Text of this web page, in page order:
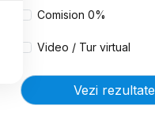
Comision 0%
Video / Tur virtual
Vezi rezultate